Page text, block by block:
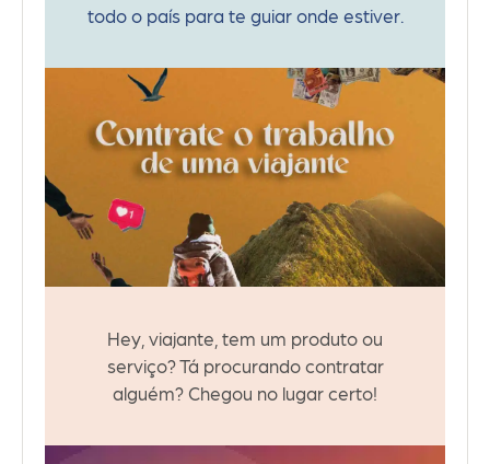
todo o país para te guiar onde estiver.
Hey, viajante, tem um produto ou
serviço? Tá procurando contratar
alguém? Chegou no lugar certo!